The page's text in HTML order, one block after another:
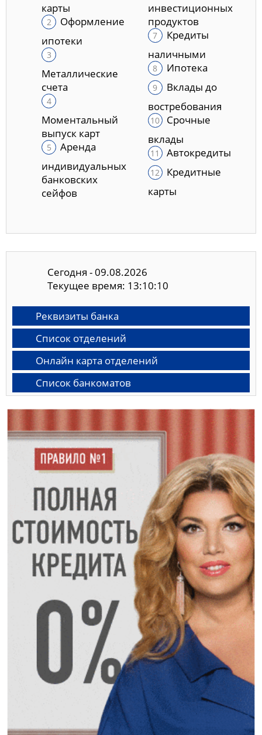
карты
Оформление
ипотеки
Металлические
счета
Моментальный
выпуск карт
Аренда
индивидуальных
банковских
сейфов
инвестиционных
продуктов
Кредиты
наличными
Ипотека
Вклады до
востребования
Срочные
вклады
Автокредиты
Кредитные
карты
Сегодня - 09.08.2026
Текущее время: 13:10:11
Реквизиты банка
Список отделений
Онлайн карта отделений
Список банкоматов